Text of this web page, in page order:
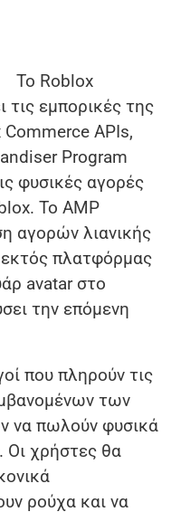
Το Roblox
τις εμπορικές της
APIs,
Program
φυσικές αγορές
Το AMP
αγορών λιανικής
πλατφόρμας
avatar στο
την επόμενη
που πληρούν τις
των
να πωλούν φυσικά
Οι χρήστες θα
ρούχα και να